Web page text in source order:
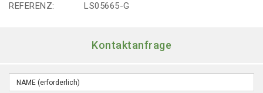
REFERENZ: LS05665-G
Kontaktanfrage